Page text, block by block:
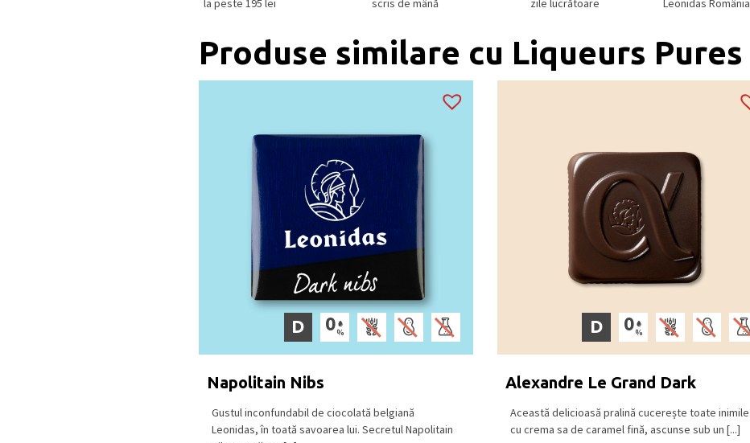
la peste 195 lei
scris de mână
zile lucrătoare
Leonidas România
Produse similare cu Liqueurs Pures
D
Napolitain Nibs
Gustul inconfundabil de ciocolată belgiană
Leonidas, în toată savoarea lui. Secretul Napolitain
D
Alexandre Le Grand Dark
Această delicioasă pralină cucerește toate inimile
cu crema sa de caramel fină, ascunse sub un [...]